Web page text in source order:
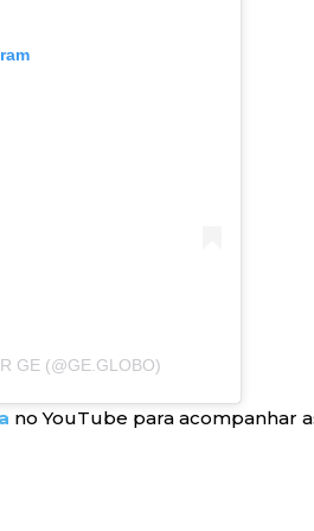
GE (@GE.GLOBO)
no YouTube para acompanhar